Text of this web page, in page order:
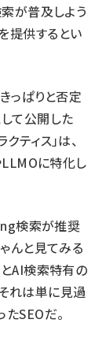
索が普及しよう
提供するとい
きっぱりと否定
て公開した
ティス」は、
に特化し
検索が推奨
んと見てみる
AI検索特有の
れは単に見過
SEOだ。